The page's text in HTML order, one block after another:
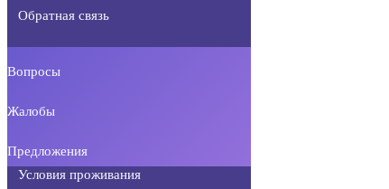
Обратная связь
Вопросы
Жалобы
Предложения
Условия проживания